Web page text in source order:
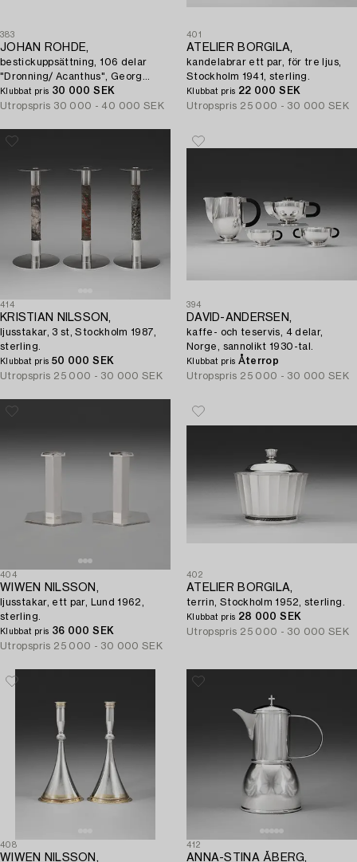
383
JOHAN ROHDE,
bestickuppsättning, 106 delar
"Dronning/ Acanthus", Georg
Jensen, 1945-77, sterling och
rostfritt.
Klubbat pris 30 000 SEK
Utropspris 30 000 - 40 000 SEK
401
ATELIER BORGILA,
kandelabrar ett par, för tre ljus,
Stockholm 1941, sterling.
Klubbat pris 22 000 SEK
Utropspris 25 000 - 30 000 SEK
414
KRISTIAN NILSSON,
ljusstakar, 3 st, Stockholm 1987,
sterling.
Klubbat pris 50 000 SEK
Utropspris 25 000 - 30 000 SEK
394
DAVID-ANDERSEN,
kaffe- och teservis, 4 delar,
Norge, sannolikt 1930-tal.
Klubbat pris Återrop
Utropspris 25 000 - 30 000 SEK
404
WIWEN NILSSON,
ljusstakar, ett par, Lund 1962,
sterling.
Klubbat pris 36 000 SEK
Utropspris 25 000 - 30 000 SEK
402
ATELIER BORGILA,
terrin, Stockholm 1952, sterling.
Klubbat pris 28 000 SEK
Utropspris 25 000 - 30 000 SEK
408
WIWEN NILSSON,
412
ANNA-STINA ÅBERG,